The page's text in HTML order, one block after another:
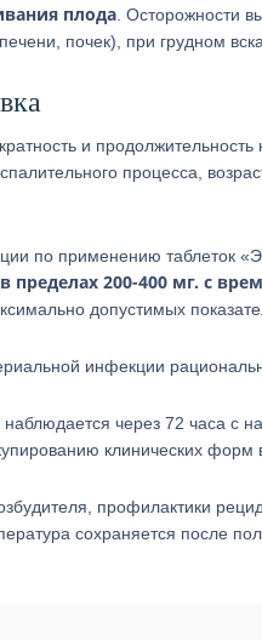
плода . Осторожности
почек), при грудном
и
процесса,
по применению таблеток
пределах 200-400 мг. с
допустимых
инфекции
через 72 часа с
клинических форм
профилактики
сохраняется после